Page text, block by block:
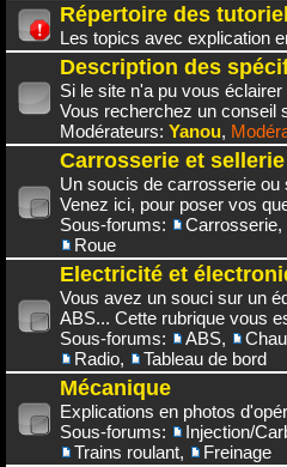
Répertoire des
Les topics avec explication
Description des
Si le site n'a pu vous
Vous recherchez un conseil
Modérateurs: Yanou,
Carrosserie et sellerie
Un soucis de carrosserie ou
Venez ici, pour poser vos
Sous-forums:
Carrosserie,
Roue
Electricité et
Vous avez un souci sur un
ABS... Cette rubrique vous
Sous-forums:
ABS,
Radio, Tableau de bord
Mécanique
Explications en photos
Sous-forums:
Injection/
Trains roulant, Freinage